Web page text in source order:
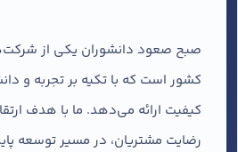
صبح صعود دانشوران یکی از
کشور است که با تکیه بر تجربه و
کیفیت ارائه می‌دهد. ما با هدف
رضایت مشتریان، در مسیر توسعه